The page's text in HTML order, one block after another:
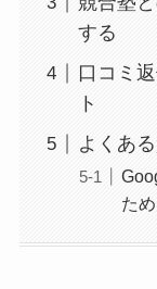
する
口コミ
ト
よくあ
た